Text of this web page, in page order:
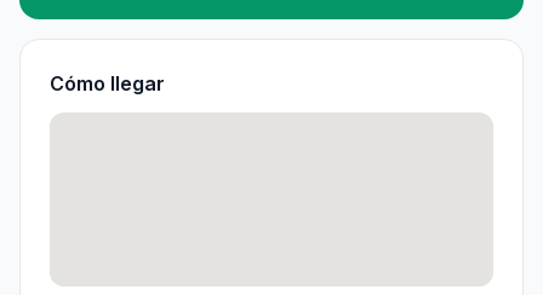
Cómo llegar